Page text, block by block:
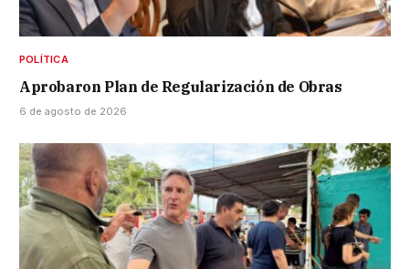
POLÍTICA
Aprobaron Plan de Regularización de Obras
6 de agosto de 2026